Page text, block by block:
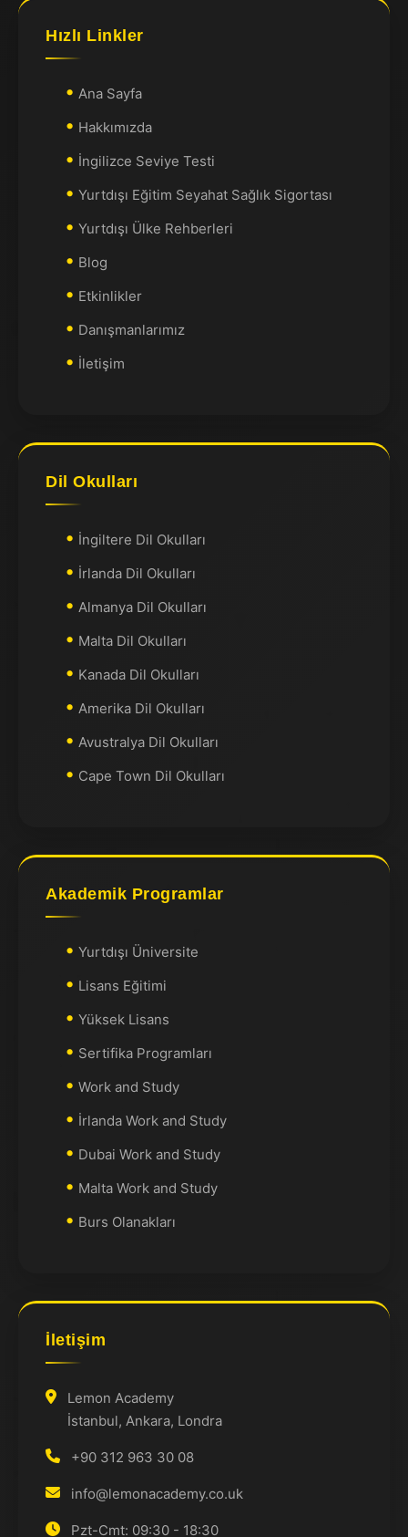
Hızlı Linkler
Ana Sayfa
Hakkımızda
İngilizce Seviye Testi
Yurtdışı Eğitim Seyahat Sağlık Sigortası
Yurtdışı Ülke Rehberleri
Blog
Etkinlikler
Danışmanlarımız
İletişim
Dil Okulları
İngiltere Dil Okulları
İrlanda Dil Okulları
Almanya Dil Okulları
Malta Dil Okulları
Kanada Dil Okulları
Amerika Dil Okulları
Avustralya Dil Okulları
Cape Town Dil Okulları
Akademik Programlar
Yurtdışı Üniversite
Lisans Eğitimi
Yüksek Lisans
Sertifika Programları
Work and Study
İrlanda Work and Study
Dubai Work and Study
Malta Work and Study
Burs Olanakları
İletişim
Lemon Academy
İstanbul, Ankara, Londra
+90 312 963 30 08
info@lemonacademy.co.uk
Pzt-Cmt: 09:30 - 18:30